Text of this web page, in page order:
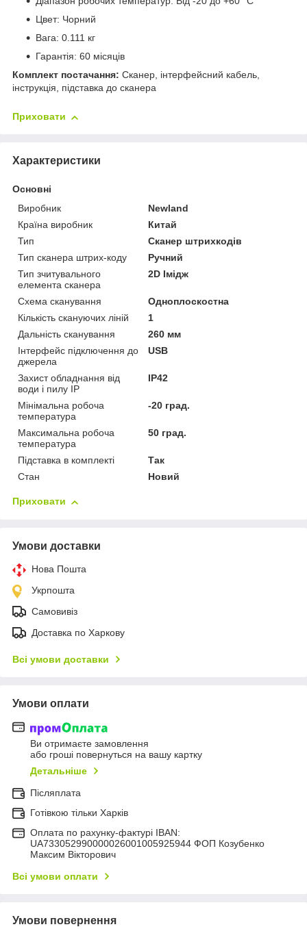
Цвет: Чорний
Вага: 0.111 кг
Гарантія: 60 місяців
Комплект постачання: Сканер, інтерфейсний кабель,
інструкція, підставка до сканера
Приховати
Характеристики
Основні
Виробник
Newland
Країна виробник
Китай
Тип
Сканер штрихкодів
Тип сканера штрих-коду
Ручний
Тип зчитувального
елемента сканера
2D Імідж
Схема сканування
Одноплоскостна
Кількість скануючих ліній
1
Дальність сканування
260 мм
Інтерфейс підключення до
джерела
USB
Захист обладнання від
води і пилу IP
IP42
Мінімальна робоча
температура
-20 град.
Максимальна робоча
температура
50 град.
Підставка в комплекті
Так
Стан
Новий
Приховати
Умови доставки
Нова Пошта
Укрпошта
Самовивіз
Доставка по Харкову
Всі умови доставки
Умови оплати
Ви отримаєте замовлення
або гроші повернуться на вашу картку
Детальніше
Післяплата
Готівкою тільки Харків
Оплата по рахунку-фактурі IBAN:
UA733052990000026001005925944 ФОП Козубенко
Максим Вікторович
Всі умови оплати
Умови повернення